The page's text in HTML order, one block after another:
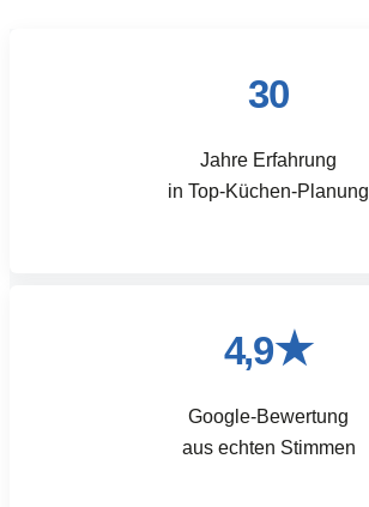
30
Jahre Erfahrung
in Top-Küchen-Planung
4,9★
Google-Bewertung
aus echten Stimmen